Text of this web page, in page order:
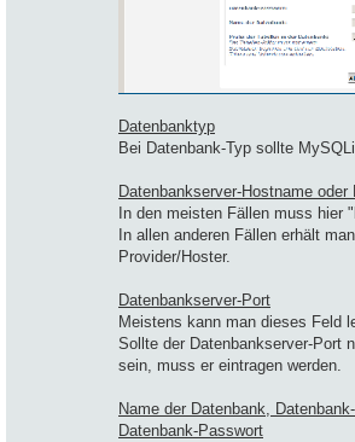
Datenbanktyp
Bei Datenbank-Typ sollte
Datenbankserver-Hostname oder
In den meisten Fällen muss hier
In allen anderen Fällen erhält
Provider/Hoster.
Datenbankserver-Port
Meistens kann man dieses Feld
Sollte der Datenbankserver-Port
sein, muss er eintragen werden.
Name der Datenbank,
Datenbank-Passwort